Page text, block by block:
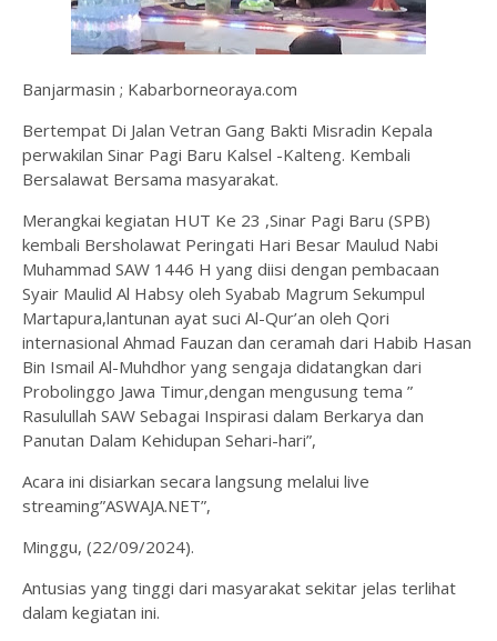
Banjarmasin ; Kabarborneoraya.com
Bertempat Di Jalan Vetran Gang Bakti Misradin Kepala
perwakilan Sinar Pagi Baru Kalsel -Kalteng. Kembali
Bersalawat Bersama masyarakat.
Merangkai kegiatan HUT Ke 23 ,Sinar Pagi Baru (SPB)
kembali Bersholawat Peringati Hari Besar Maulud Nabi
Muhammad SAW 1446 H yang diisi dengan pembacaan
Syair Maulid Al Habsy oleh Syabab Magrum Sekumpul
Martapura,lantunan ayat suci Al-Qur’an oleh Qori
internasional Ahmad Fauzan dan ceramah dari Habib Hasan
Bin Ismail Al-Muhdhor yang sengaja didatangkan dari
Probolinggo Jawa Timur,dengan mengusung tema ”
Rasulullah SAW Sebagai Inspirasi dalam Berkarya dan
Panutan Dalam Kehidupan Sehari-hari”,
Acara ini disiarkan secara langsung melalui live
streaming”ASWAJA.NET”,
Minggu, (22/09/2024).
Antusias yang tinggi dari masyarakat sekitar jelas terlihat
dalam kegiatan ini.